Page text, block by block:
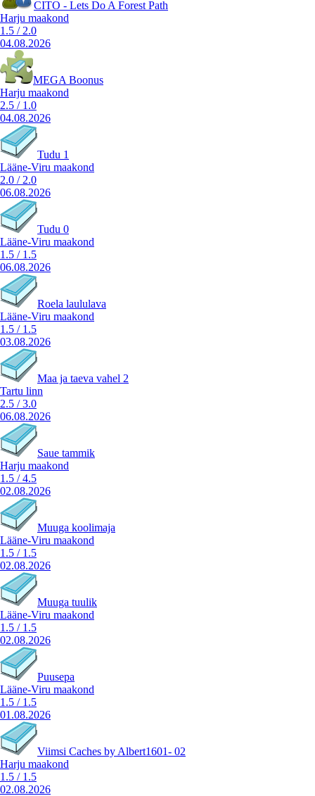
CITO - Lets Do A Forest Path
Harju maakond
1.5 / 2.0
04.08.2026
MEGA Boonus
Harju maakond
2.5 / 1.0
04.08.2026
Tudu 1
Lääne-Viru maakond
2.0 / 2.0
06.08.2026
Tudu 0
Lääne-Viru maakond
1.5 / 1.5
06.08.2026
Roela laululava
Lääne-Viru maakond
1.5 / 1.5
03.08.2026
Maa ja taeva vahel 2
Tartu linn
2.5 /3.0
06.08.2026
Saue tammik
Harju maakond
1.5 /4.5
02.08.2026
Muuga koolimaja
Lääne-Viru maakond
1.5 / 1.5
02.08.2026
Muuga tuulik
Lääne-Viru maakond
1.5 / 1.5
02.08.2026
Puusepa
Lääne-Viru maakond
1.5 / 1.5
01.08.2026
Viimsi Caches by Albert1601- 02
Harju maakond
1.5 / 1.5
02.08.2026